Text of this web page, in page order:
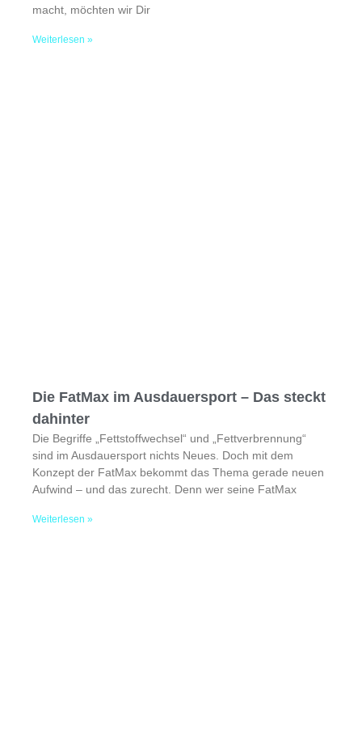
macht, möchten wir Dir
Weiterlesen »
Die FatMax im Ausdauersport – Das steckt
dahinter
Die Begriffe „Fettstoffwechsel“ und „Fettverbrennung“
sind im Ausdauersport nichts Neues. Doch mit dem
Konzept der FatMax bekommt das Thema gerade neuen
Aufwind – und das zurecht. Denn wer seine FatMax
Weiterlesen »